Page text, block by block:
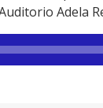
Adela